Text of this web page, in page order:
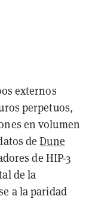
externos
perpetuos,
en volumen
deDune
de HIP-3
de la
a la paridad